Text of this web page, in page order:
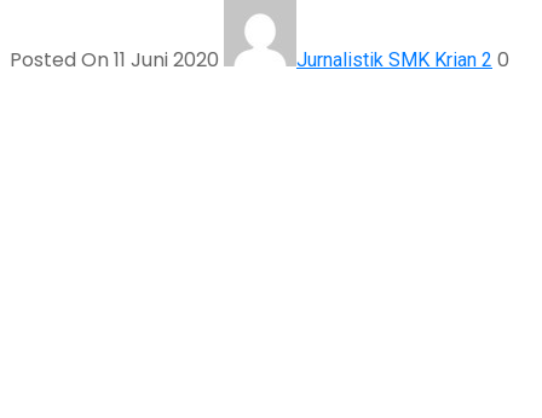
Posted On 11 Juni 2020 Jurnalistik SMK Krian 2 0